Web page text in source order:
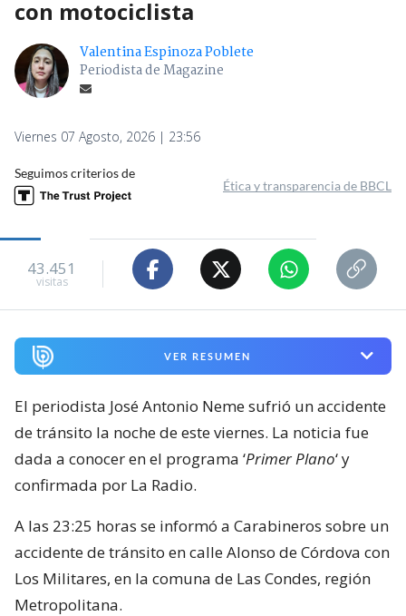
con motociclista
Valentina Espinoza Poblete
Periodista de Magazine
Viernes 07 Agosto, 2026 | 23:56
Seguimos criterios de
Ética y transparencia de BBCL
43.451
visitas
VER RESUMEN
El periodista José Antonio Neme sufrió un accidente
de tránsito la noche de este viernes. La noticia fue
dada a conocer en el programa ‘Primer Plano‘ y
confirmada por La Radio.
A las 23:25 horas se informó a Carabineros sobre un
accidente de tránsito en calle Alonso de Córdova con
Los Militares, en la comuna de Las Condes, región
Metropolitana.